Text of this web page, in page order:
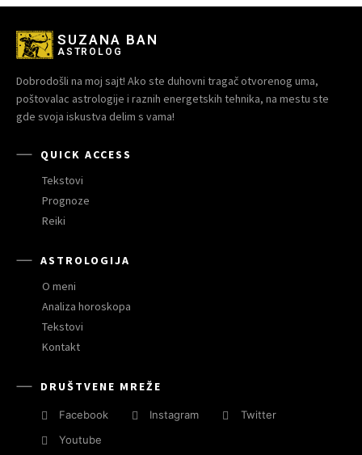
SUZANA BAN
ASTROLOG
Dobrodošli na moj sajt! Ako ste duhovni tragač otvorenog uma,
poštovalac astrologije i raznih energetskih tehnika, na mestu ste
gde svoja iskustva delim s vama!
QUICK ACCESS
Tekstovi
Prognoze
Reiki
ASTROLOGIJA
O meni
Analiza horoskopa
Tekstovi
Kontakt
DRUŠTVENE MREŽE
Facebook Instagram
Twitter
Youtube